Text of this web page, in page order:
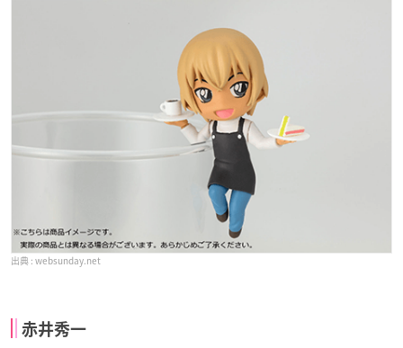
websunday.net
赤井秀一